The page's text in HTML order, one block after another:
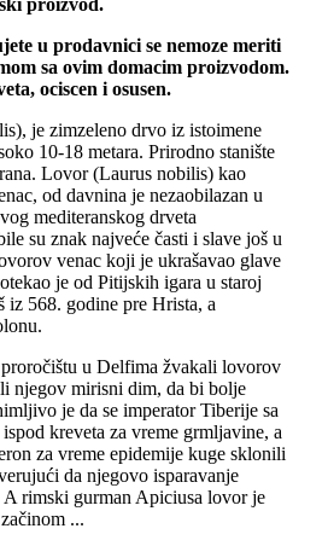
proizvod.
u prodavnici se nemoze meriti
sa ovim domacim proizvodom.
ociscen i osusen.
je zimzeleno drvo iz istoimene
10-18 metara. Prirodno stanište
Lovor (Laurus nobilis) kao
od davnina je nezaobilazan u
mediteranskog drveta
su znak najveće časti i slave još u
venac koji je ukrašavao glave
je od Pitijskih igara u staroj
568. godine pre Hrista, a
u Delfima žvakali lovorov
njegov mirisni dim, da bi bolje
je da se imperator Tiberije sa
kreveta za vreme grmljavine, a
za vreme epidemije kuge sklonili
da njegovo isparavanje
A rimski gurman Apiciusa lovor je
...